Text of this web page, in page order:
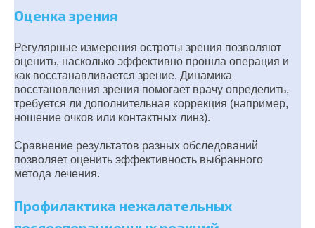
Оценка зрения
Регулярные измерения остроты зрения позволяют
оценить, насколько эффективно прошла операция и
как восстанавливается зрение. Динамика
восстановления зрения помогает врачу определить,
требуется ли дополнительная коррекция (например,
ношение очков или контактных линз).
Сравнение результатов разных обследований
позволяет оценить эффективность выбранного
метода лечения.
Профилактика нежалательных